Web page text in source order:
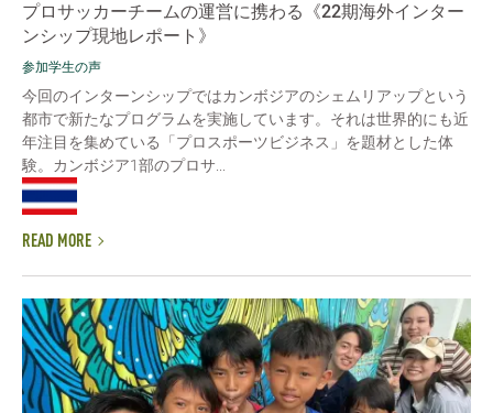
プロサッカーチームの運営に携わる《22期海外インター
ンシップ現地レポート》
参加学生の声
今回のインターンシップではカンボジアのシェムリアップという
都市で新たなプログラムを実施しています。それは世界的にも近
年注目を集めている「プロスポーツビジネス」を題材とした体
験。カンボジア1部のプロサ...
READ MORE